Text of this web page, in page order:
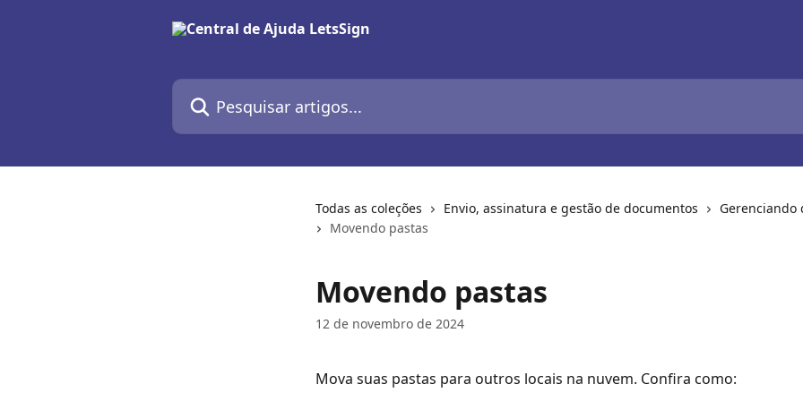
Pesquisar artigos...
Todas as coleções Envio, assinatura e gestão de documentos
Gerenciando
Movendo pastas
Movendo pastas
12 de novembro de 2024
Mova suas pastas para outros locais na nuvem. Confira como: